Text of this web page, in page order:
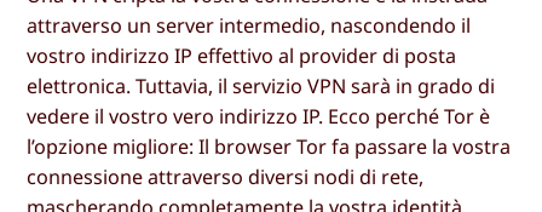
attraverso un server intermedio, nascondendo il
vostro indirizzo IP effettivo al provider di posta
elettronica. Tuttavia, il servizio VPN sarà in grado di
vedere il vostro vero indirizzo IP. Ecco perché Tor è
l’opzione migliore: Il browser Tor fa passare la vostra
connessione attraverso diversi nodi di rete,